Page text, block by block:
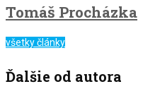
Tomáš Procházka
všetky články
Ďalšie od autora